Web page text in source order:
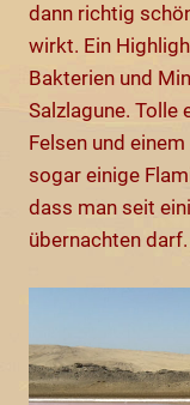
dann richtig
wirkt. Ein
Bakterien und
Salzlagune. Tolle
Felsen und
sogar einige
dass man seit
übernachten